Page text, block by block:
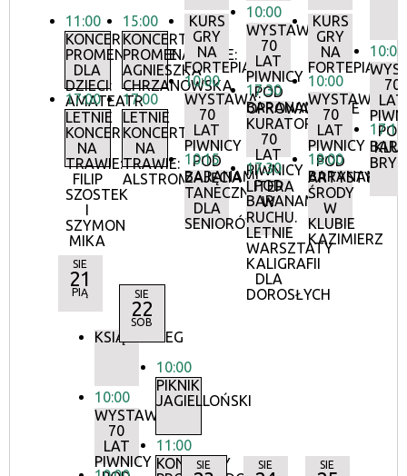
11:00
KONCERTY
PROMENADOWE
DLA
DZIECI:
AMATEATR
17:00
LETNIE
KONCERTY
NA
TRAWIE:
FILIP
SZOSTEK
I
SZYMON
MIKA
15:00
KONCERTY
PROMENADOWE:
AGNIESZKA
CHRZANOWSKA
17:00
LETNIE
KONCERTY
NA
TRAWIE:
ALSTROMERIE
KURS
GRY
NA
FORTEPIANIE
10:00
WYSTAWA:
70
LAT
PIWNICY
POD
BARANAMI
10:15
ZAJĘCIA
TANECZNE
DLA
SENIORÓW
10:00
WYSTAWA:
70
LAT
PIWNICY
POD
BARANAMI
17:30
OPROWADZANIE
KURATORSKIE:
70
LAT
PIWNICY
POD
BARANAMI
17:30
LITERA
W
RUCHU.
LETNIE
WARSZTATY
KALIGRAFII
DLA
DOROSŁYCH
KURS
GRY
NA
FORTEPIANIE
10:00
WYSTAWA:
70
LAT
PIWNICY
POD
BARANAMI
18:00
ŚRODY
W
KLUBIE
KAZIMIERZ
10:00
70
LAT
POD
17:15
SIE
21
PIĄ
KSIĄŻKOBIEG
10:00
WYSTAWA:
70
LAT
PIWNICY
SIE
22
SOB
10:00
PIKNIK
JAGIELLOŃSKI
11:00
KONCERTY
SIE SIE SIE